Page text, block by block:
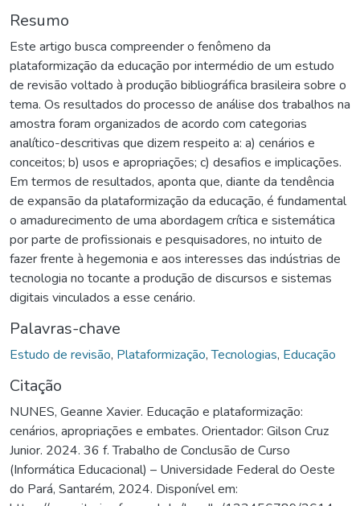
Resumo
Este artigo busca compreender o fenômeno da
plataformização da educação por intermédio de um estudo
de revisão voltado à produção bibliográfica brasileira sobre o
tema. Os resultados do processo de análise dos trabalhos na
amostra foram organizados de acordo com categorias
analítico-descritivas que dizem respeito a: a) cenários e
conceitos; b) usos e apropriações; c) desafios e implicações.
Em termos de resultados, aponta que, diante da tendência
de expansão da plataformização da educação, é fundamental
o amadurecimento de uma abordagem crítica e sistemática
por parte de profissionais e pesquisadores, no intuito de
fazer frente à hegemonia e aos interesses das indústrias de
tecnologia no tocante a produção de discursos e sistemas
digitais vinculados a esse cenário.
Palavras-chave
Estudo de revisão, Plataformização,Tecnologias, Educação
Citação
NUNES, Geanne Xavier. Educação e plataformização:
cenários, apropriações e embates. Orientador: Gilson Cruz
Junior. 2024. 36 f. Trabalho de Conclusão de Curso
(Informática Educacional) – Universidade Federal do Oeste
do Pará, Santarém, 2024. Disponível em: